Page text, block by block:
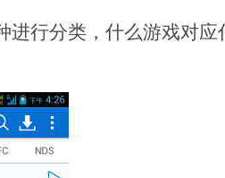
进行分类，什么游戏对应